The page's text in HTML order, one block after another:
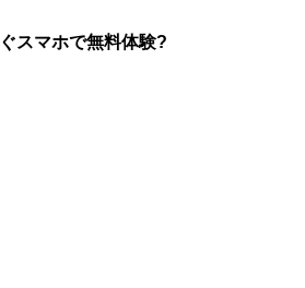
スマホで無料体験?